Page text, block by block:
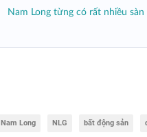
Nam Long từng có rất nhiều
Nam Long NLG bất động sản